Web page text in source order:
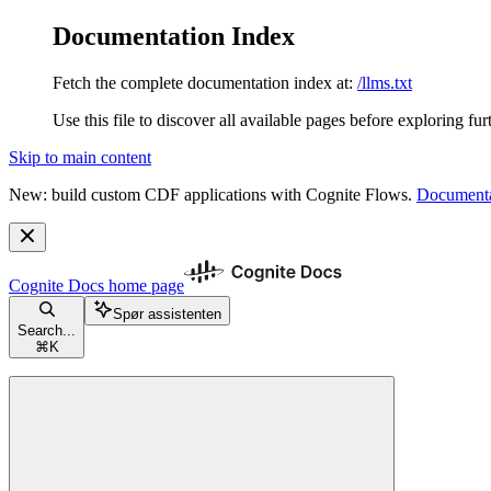
Documentation Index
Fetch the complete documentation index at: /llms.txt
Use this file to discover all available pages before exploring
Skip to main content
New: build custom CDF applications with Cognite Flows.
Cognite Docs home page
Search...
⌘ K
Spør assistenten